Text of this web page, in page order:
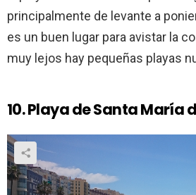
principalmente de levante a
es un buen lugar para avistar la
muy lejos hay pequeñas playas
10. Playa de Santa María